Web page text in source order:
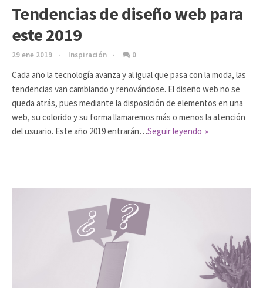
Tendencias de diseño web para
este 2019
29 ene 2019 Inspiración 0
Cada año la tecnología avanza y al igual que pasa con la moda, las
tendencias van cambiando y renovándose. El diseño web no se
queda atrás, pues mediante la disposición de elementos en una
web, su colorido y su forma llamaremos más o menos la atención
del usuario. Este año 2019 entrarán…Seguir leyendo